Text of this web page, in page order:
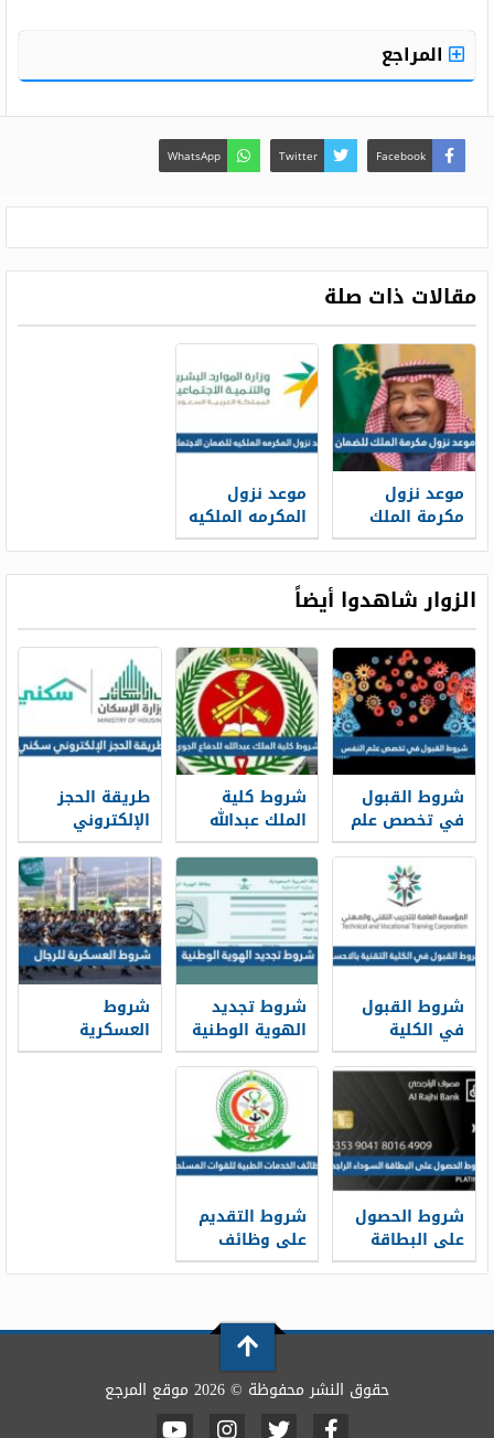
المراجع
Facebook
Twitter
WhatsApp
مقالات ذات صلة
موعد نزول
مكرمة الملك
للضمان رمضان
موعد نزول
المكرمه الملكيه
للضمان
الزوار شاهدوا أيضاً
شروط القبول
في تخصص علم
النفس ونسب
القبول 1448
شروط كلية
الملك عبدالله
للدفاع الجوي
1448 ونسب
القبول
طريقة الحجز
الإلكتروني
سكني 1448
وشروط الحجز
شروط القبول
في الكلية
التقنية بالاحساء
1448 ونسب
القبول
شروط تجديد
الهوية الوطنية
1448 قبل
انتهائها
شروط
العسكرية
للرجال 1448
شروط الحصول
على البطاقة
السوداء
شروط التقديم
على وظائف
الخدمات الطبية
حقوق النشر محفوظة © 2026 موقع المرجع